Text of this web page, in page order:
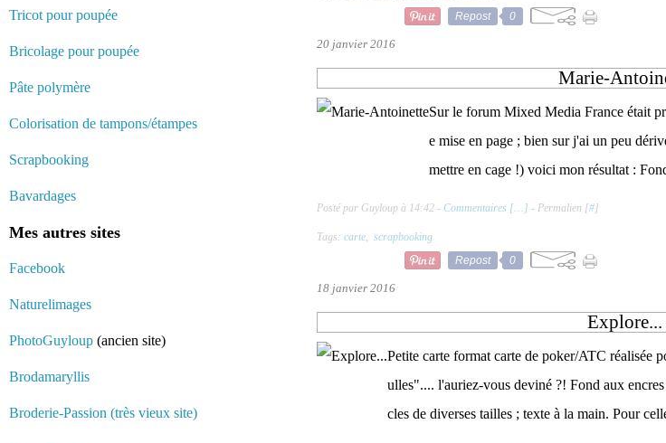
Tricot pour poupée
Bricolage pour poupée
Pâte polymère
Colorisation de tampons/étampes
Scrapbooking
Bavardages
Mes autres sites
Facebook
Naturelimages
PhotoGuyloup (ancien site)
Brodamaryllis
Broderie-Passion (très vieux site)
Repost
0
20 janvier 2016
Marie-
Sur le forum Mixed Media France était
e mise en page ; bien sur j'ai un peu
mettre en cage !) voici mon résultat :
Posté par Guyloup à 14:42 - Commentaires [… ] - Permalien [#]
Tags: carte, scrapbooking
Repost
0
18 janvier 2016
Explore...
Petite carte format carte de poker/ATC réalisée
ulles".... l'auriez-vous deviné ?! Fond aux
cles de diverses tailles ; texte à la main. Pour